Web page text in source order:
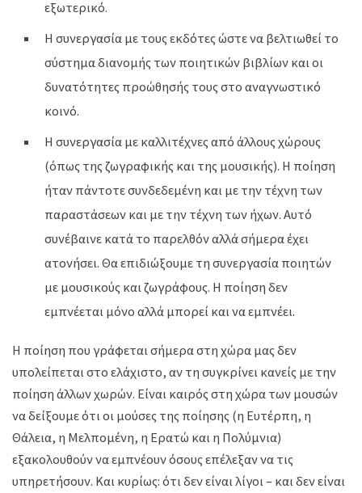
εξωτερικό.
Η συνεργασία με τους εκδότες ώστε να βελτιωθεί το
σύστημα διανομής των ποιητικών βιβλίων και οι
δυνατότητες προώθησής τους στο αναγνωστικό
κοινό.
Η συνεργασία με καλλιτέχνες από άλλους χώρους
(όπως της ζωγραφικής και της μουσικής). Η ποίηση
ήταν πάντοτε συνδεδεμένη και με την τέχνη των
παραστάσεων και με την τέχνη των ήχων. Αυτό
συνέβαινε κατά το παρελθόν αλλά σήμερα έχει
ατονήσει. Θα επιδιώξουμε τη συνεργασία ποιητών
με μουσικούς και ζωγράφους. Η ποίηση δεν
εμπνέεται μόνο αλλά μπορεί και να εμπνέει.
Η ποίηση που γράφεται σήμερα στη χώρα μας δεν
υπολείπεται στο ελάχιστο, αν τη συγκρίνει κανείς με την
ποίηση άλλων χωρών. Είναι καιρός στη χώρα των μουσών
να δείξουμε ότι οι μούσες της ποίησης (η Ευτέρπη, η
Θάλεια, η Μελπομένη, η Ερατώ και η Πολύμνια)
εξακολουθούν να εμπνέουν όσους επέλεξαν να τις
υπηρετήσουν. Και κυρίως: ότι δεν είναι λίγοι – και δεν είναι